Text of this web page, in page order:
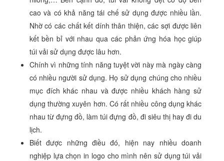
cao và có khả năng tái chế sử dụng được nhiều lần.
Nhờ có các chất kết dính thân thiện, các sợi được liên
kết bền bỉ với nhau qua các phản ứng hóa học giúp
túi vải sử dụng được lâu hơn.
Chính vì những tính năng tuyệt vời này mà ngày càng
có nhiều người sử dụng. Họ sử dụng chúng cho nhiều
mục đích khác nhau và được nhiều khách hàng sử
dụng thường xuyên hơn. Có rất nhiều công dụng khác
nhau từ đựng đồ, làm túi đựng đồ, đi siêu thị hay đi du
lịch.
Biết được những điều đó, hiện nay nhiều doanh
nghiệp lựa chọn in logo cho mình nên sử dụng túi vải